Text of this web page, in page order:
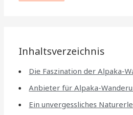
Inhaltsverzeichnis
Die Faszination der Alpaka-
Anbieter für Alpaka-
Ein unvergessliches